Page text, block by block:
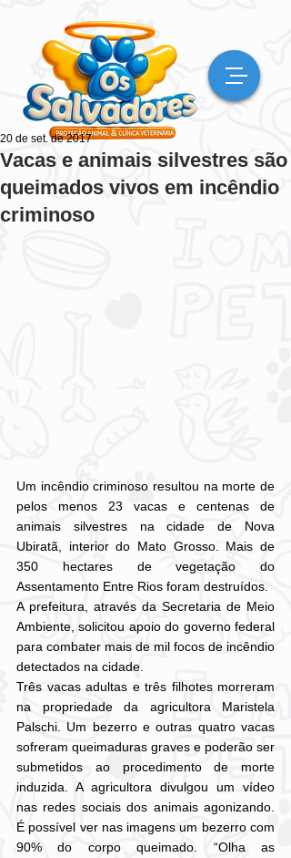
Vacas e animais silvestres são
queimados vivos em incêndio
criminoso
20 de set. de 2017
Um incêndio criminoso resultou na morte de
pelos menos 23 vacas e centenas de
animais silvestres na cidade de Nova
Ubiratã, interior do Mato Grosso. Mais de
350 hectares de vegetação do
Assentamento Entre Rios foram destruídos.
A prefeitura, através da Secretaria de Meio
Ambiente, solicitou apoio do governo federal
para combater mais de mil focos de incêndio
detectados na cidade.
Três vacas adultas e três filhotes morreram
na propriedade da agricultora Maristela
Palschi. Um bezerro e outras quatro vacas
sofreram queimaduras graves e poderão ser
submetidos ao procedimento de morte
induzida. A agricultora divulgou um vídeo
nas redes sociais dos animais agonizando.
É possível ver nas imagens um bezerro com
90% do corpo queimado. “Olha as